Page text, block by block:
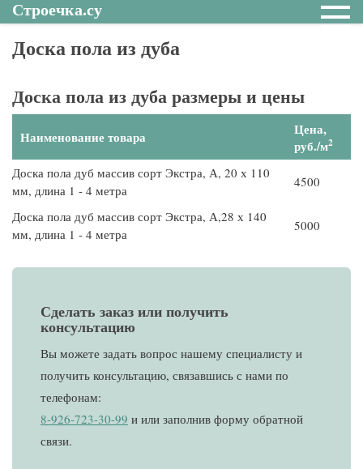
Строечка.су
Доска пола из дуба
Доска пола из дуба размеры и цены
Наименование товара
Цена,
руб./м2
Доска пола дуб массив сорт Экстра, А, 20 х 110
мм, длина 1 - 4 метра
4500
Доска пола дуб массив сорт Экстра, А,28 х 140
мм, длина 1 - 4 метра
5000
Сделать заказ или получить
консультацию
Вы можете задать вопрос нашему специалисту и
получить консультацию, связавшись с нами по
телефонам:
8-926-723-30-99 и или заполнив форму обратной
связи.